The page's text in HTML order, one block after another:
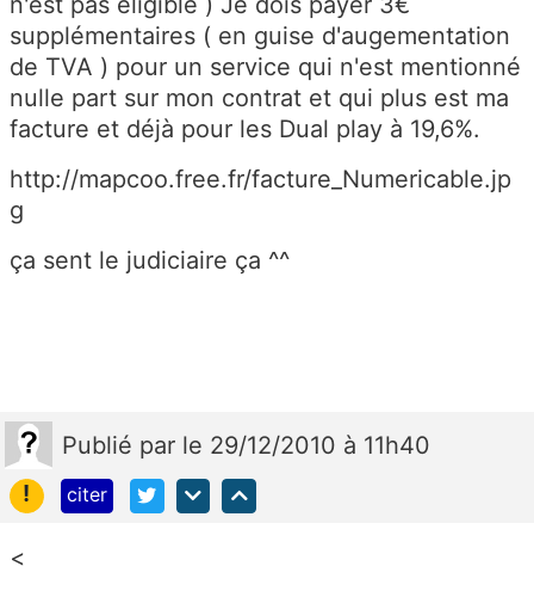
supplémentaires ( en guise d'augementation
de TVA ) pour un service qui n'est mentionné
nulle part sur mon contrat et qui plus est ma
facture et déjà pour les Dual play à 19,6%.
http://mapcoo.free.fr/facture_Numericable.jp
g
ça sent le judiciaire ça ^^
Publié par le 29/12/2010 à 11h40
!
citer
<